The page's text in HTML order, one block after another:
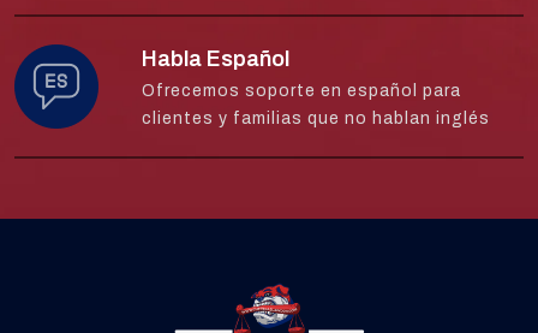
Habla Español
Ofrecemos soporte en español para
clientes y familias que no hablan inglés